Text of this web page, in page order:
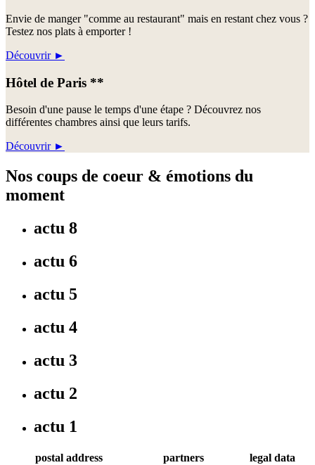
Envie de manger "comme au restaurant" mais en restant chez vous ?
Testez nos plats à emporter !
Découvrir►
Hôtel de Paris **
Besoin d'une pause le temps d'une étape ? Découvrez nos
différentes chambres ainsi que leurs tarifs.
Découvrir►
Nos coups de coeur & émotions du
moment
actu 8
actu 6
actu 5
actu 4
actu 3
actu 2
actu 1
postal address partners legal data